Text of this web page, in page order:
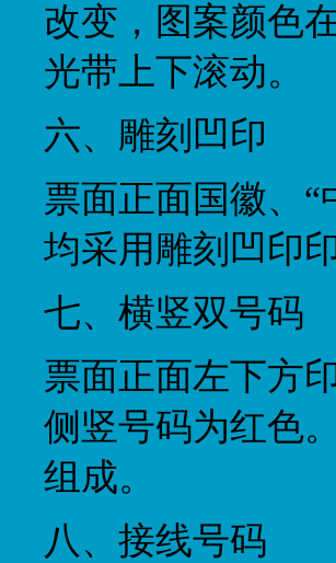
改变，图案颜色
光带上下滚动。
六、雕刻凹印
票面正面国徽、
均采用雕刻凹印
七、横竖双号码
票面正面左下方
侧竖号码为红色
组成。
八、接线号码